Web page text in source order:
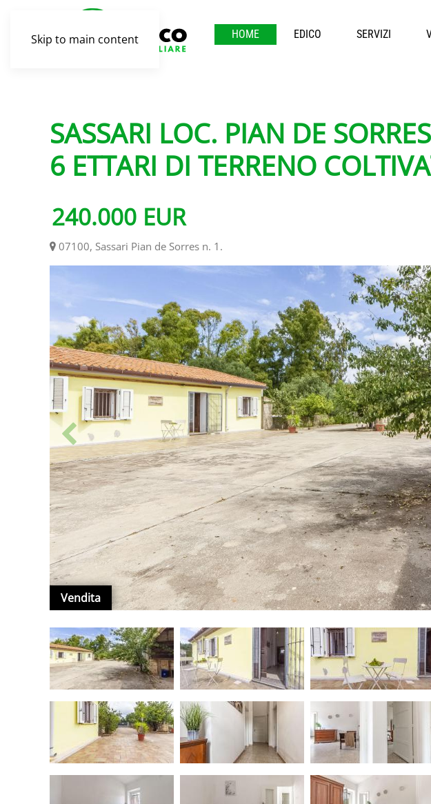
Skip to main content HOME EDICO SERVIZI
SASSARI LOC. PIAN DE
6 ETTARI DI TERRENO
240.000 EUR
07100, Sassari Pian de Sorres n. 1 .
Vendita